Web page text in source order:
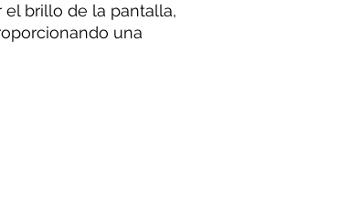
el brillo de la pantalla,
una